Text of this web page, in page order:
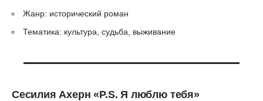
Жанр: исторический роман
Тематика: культура, судьба, выживание
Сесилия Ахерн«P.S. Я люблю тебя»